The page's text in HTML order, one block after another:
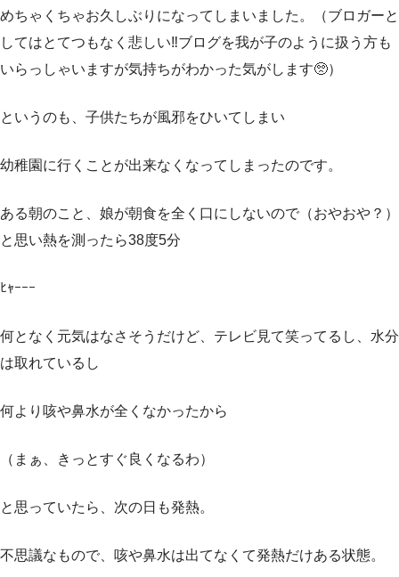
めちゃくちゃお久しぶりになってしまいました。（ブロガーと
してはとてつもなく悲しい‼️ブログを我が子のように扱う方も
いらっしゃいますが気持ちがわかった気がします🥺）
というのも、子供たちが風邪をひいてしまい
幼稚園に行くことが出来なくなってしまったのです。
ある朝のこと、娘が朝食を全く口にしないので（おやおや？）
と思い熱を測ったら38度5分
ﾋｬｰｰｰ
何となく元気はなさそうだけど、テレビ見て笑ってるし、水分
は取れているし
何より咳や鼻水が全くなかったから
（まぁ、きっとすぐ良くなるわ）
と思っていたら、次の日も発熱。
不思議なもので、咳や鼻水は出てなくて発熱だけある状態。